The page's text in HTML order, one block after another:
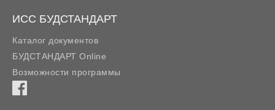
ИСС БУДСТАНДАРТ
Каталог документов
БУДСТАНДАРТ Online
Возможности программы